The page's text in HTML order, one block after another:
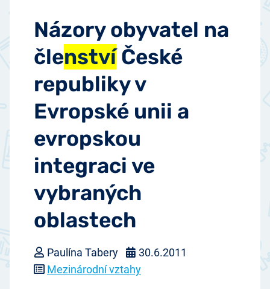
Názory obyvatel na
členstvíČeské
republiky v
Evropské unii a
evropskou
integraci ve
vybraných
oblastech
Paulína Tabery
30.6.2011
Mezinárodní vztahy